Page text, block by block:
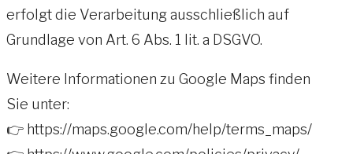
erfolgt die Verarbeitung ausschließlich auf
Grundlage von Art. 6 Abs. 1 lit. a DSGVO.
Weitere Informationen zu Google Maps finden
Sie unter:
👉 https://maps.google.com/help/terms_maps/